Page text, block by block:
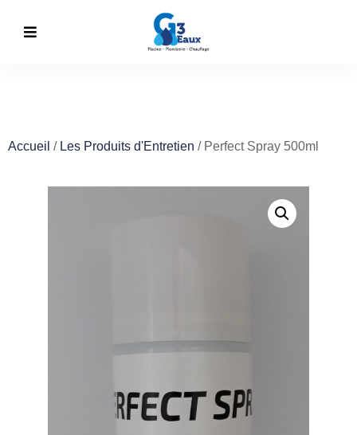
Accueil / Les Produits d'Entretien / Perfect Spray 500ml